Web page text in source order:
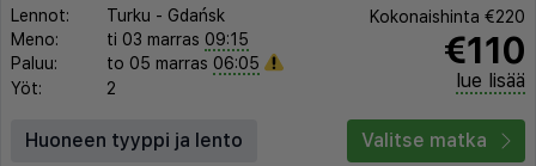
Lennot: Turku - Gdańsk
Meno:
ti 03 marras 09:15
Paluu:
to 05 marras 06:05
Yöt:
2
Kokonaishinta €220
€110
lue lisää
Huoneen tyyppi ja lento Valitse matka